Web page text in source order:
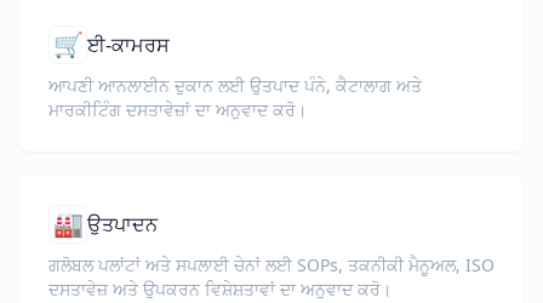
🛒ਈ-ਕਾਮਰਸ
ਆਪਣੀ ਆਨਲਾਈਨ ਦੁਕਾਨ ਲਈ ਉਤਪਾਦ ਪੰਨੇ, ਕੈਟਾਲਾਗ ਅਤੇ
ਮਾਰਕੀਟਿੰਗ ਦਸਤਾਵੇਜ਼ਾਂ ਦਾ ਅਨੁਵਾਦ ਕਰੋ।
🏭ਉਤਪਾਦਨ
ਗਲੋਬਲ ਪਲਾਂਟਾਂ ਅਤੇ ਸਪਲਾਈ ਚੇਨਾਂ ਲਈ SOPs, ਤਕਨੀਕੀ ਮੈਨੂਅਲ, ISO
ਦਸਤਾਵੇਜ਼ ਅਤੇ ਉਪਕਰਨ ਵਿਸ਼ੇਸ਼ਤਾਵਾਂ ਦਾ ਅਨੁਵਾਦ ਕਰੋ।